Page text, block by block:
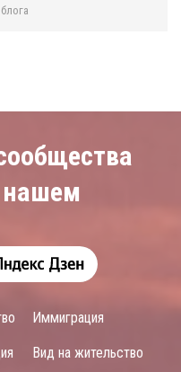
нашем
Иммиграция
Вид на жительство